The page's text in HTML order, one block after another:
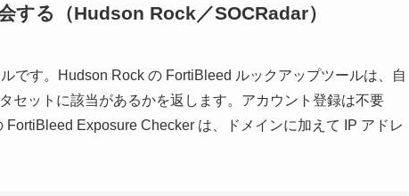
する（Hudson Rock／SOCRadar）
です。Hudson Rock の FortiBleed ルックアップツールは、自
セットに該当があるかを返します。アカウント登録は不要
Exposure Checker は、ドメインに加えて IP アドレ